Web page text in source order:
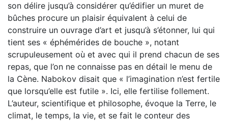
son délire jusqu’à considérer qu’édifier un muret de
bûches procure un plaisir équivalent à celui de
construire un ouvrage d’art et jusqu’à s’étonner, lui qui
tient ses « éphémérides de bouche », notant
scrupuleusement où et avec qui il prend chacun de ses
repas, que l’on ne connaisse pas en détail le menu de
la Cène. Nabokov disait que « l’imagination n’est fertile
que lorsqu’elle est futile ». Ici, elle fertilise follement.
L’auteur, scientifique et philosophe, évoque la Terre, le
climat, le temps, la vie, et se fait le conteur des